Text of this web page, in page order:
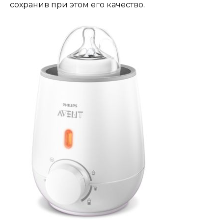
сохранив при этом его качество.